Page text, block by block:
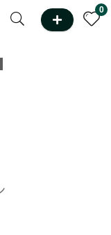
0